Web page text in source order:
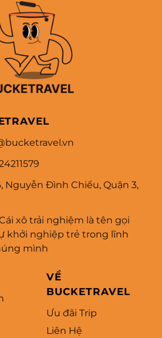
Nguyễn Đình Chiểu, Quận 3,
xô trải nghiệm là tên gọi
khởi nghiệp trẻ trong lĩnh
mình
VỀ
BUCKETRAVEL
Ưu đãi Trip
Liên Hệ